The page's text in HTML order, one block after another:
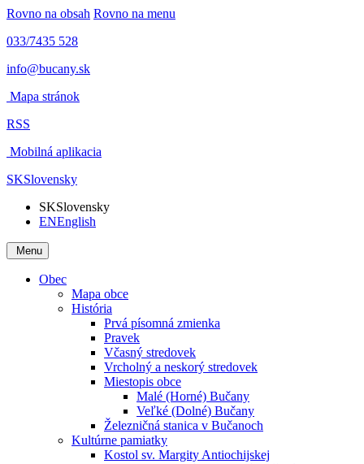
Rovno na obsah Rovno na menu
033/7435 528
info@bucany.sk
Mapa stránok
RSS
Mobilná aplikacia
SKSlovensky
SKSlovensky
ENEnglish
Menu
Obec
Mapa obce
História
Prvá písomná zmienka
Pravek
Včasný stredovek
Vrcholný a neskorý stredovek
Miestopis obce
Malé (Horné) Bučany
Veľké (Dolné) Bučany
Železničná stanica v Bučanoch
Kultúrne pamiatky
Kostol sv. Margity Antiochijskej